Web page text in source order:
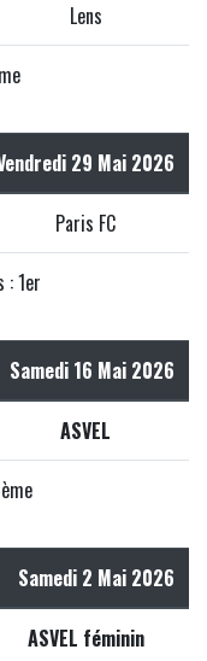
Lens
29 Mai 2026
Paris FC
: 1er
Samedi 16 Mai 2026
ASVEL
Samedi 2 Mai 2026
ASVEL féminin